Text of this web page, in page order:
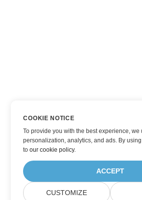
COOKIE NOTICE
To provide you with the best experience, we
personalization, analytics, and ads. By
toour cookie policy.
ACCEPT
CUSTOMIZE